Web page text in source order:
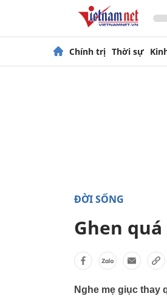
Chính trị Thời sự
ĐỜI SỐNG
Ghen
Nghe mẹ giục thay